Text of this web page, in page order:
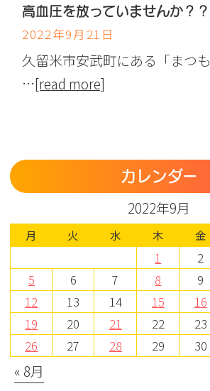
高血圧を放っていませんか？？
2022年9月21日
久留米市安武町にある「まつも
…[read more]
カレンダー
2022年9月
月 火 水 木 金
1 2
5
6 7 8 9
12
13 14 15 16
19
20 21 22 23
26
27 28 29 30
« 8月